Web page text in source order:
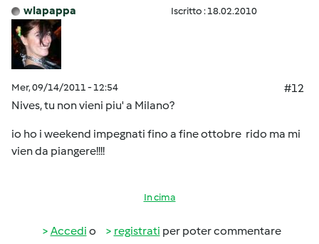
wlapappa Iscritto : 18.02.2010
Mer, 09/14/2011 - 12:54
#12
Nives, tu non vieni piu' a Milano?
io ho i weekend impegnati fino a fine ottobre rido ma mi
vien da piangere!!!!
In cima
Accedi o registrati per poter commentare